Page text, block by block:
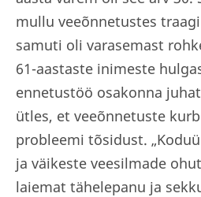
mullu veeõnnetustes
samuti oli varasemast
61-aastaste inimeste
ennetustöö osakonna
ütles, et veeõnnetuste
probleemi tõsidust.
ja väikeste veesilmade
laiemat tähelepanu ja